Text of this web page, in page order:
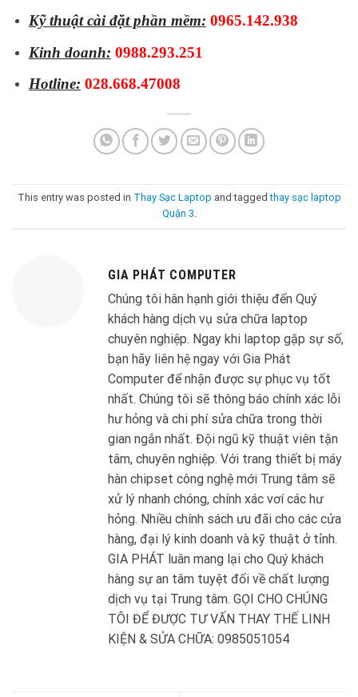
Kỹ thuật cài đặt phần mềm: 0965.142.938
Kinh doanh: 0988.293.251
Hotline: 028.668.47008
This entry was posted in Thay Sạc Laptop and taggedthay sạc laptop
Quận 3.
GIA PHÁT COMPUTER
Chúng tôi hân hạnh giới thiệu đến Quý
khách hàng dịch vụ sửa chữa laptop
chuyên nghiệp. Ngay khi laptop gặp sự số,
bạn hãy liên hệ ngay với Gia Phát
Computer để nhận được sự phục vụ tốt
nhất. Chúng tôi sẽ thông báo chính xác lỗi
hư hỏng và chi phí sửa chữa trong thời
gian ngắn nhất. Đội ngũ kỹ thuật viên tận
tâm, chuyên nghiệp. Với trang thiết bị máy
hàn chipset công nghệ mới Trung tâm sẽ
xử lý nhanh chóng, chính xác vơí các hư
hỏng. Nhiều chính sách ưu đãi cho các cửa
hàng, đại lý kinh doanh và kỹ thuật ở tỉnh.
GIA PHÁT luân mang lại cho Quý khách
hàng sự an tâm tuyệt đối về chất lượng
dịch vụ tại Trung tâm. GỌI CHO CHÚNG
TÔI ĐỂ ĐƯỢC TƯ VẤN THAY THẾ LINH
KIỆN & SỬA CHỮA: 0985051054